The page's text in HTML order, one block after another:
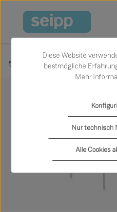
Zum Hauptinhalt springen
Produkte Garten Outdoor-
Diese Website
bestmögliche
Mehr
Nur technisch
Alle Cookies